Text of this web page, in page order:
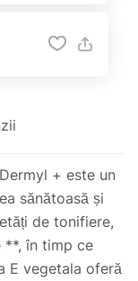
+ este un
sănătoasă și
de tonifiere,
**, în timp ce
E vegetala oferă